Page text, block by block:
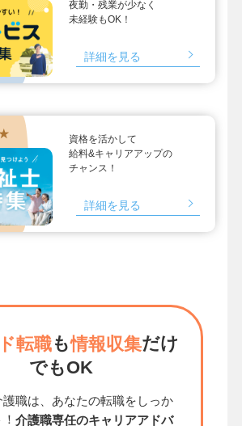
夜勤・残業が少なく
未経験もOK！
詳細を見る
資格を活かして
給料&キャリアアップの
チャンス！
詳細を見る
転職も情報収集だけ
でもOK
護職は、あなたの転職をしっか
介護職専任のキャリアアドバ